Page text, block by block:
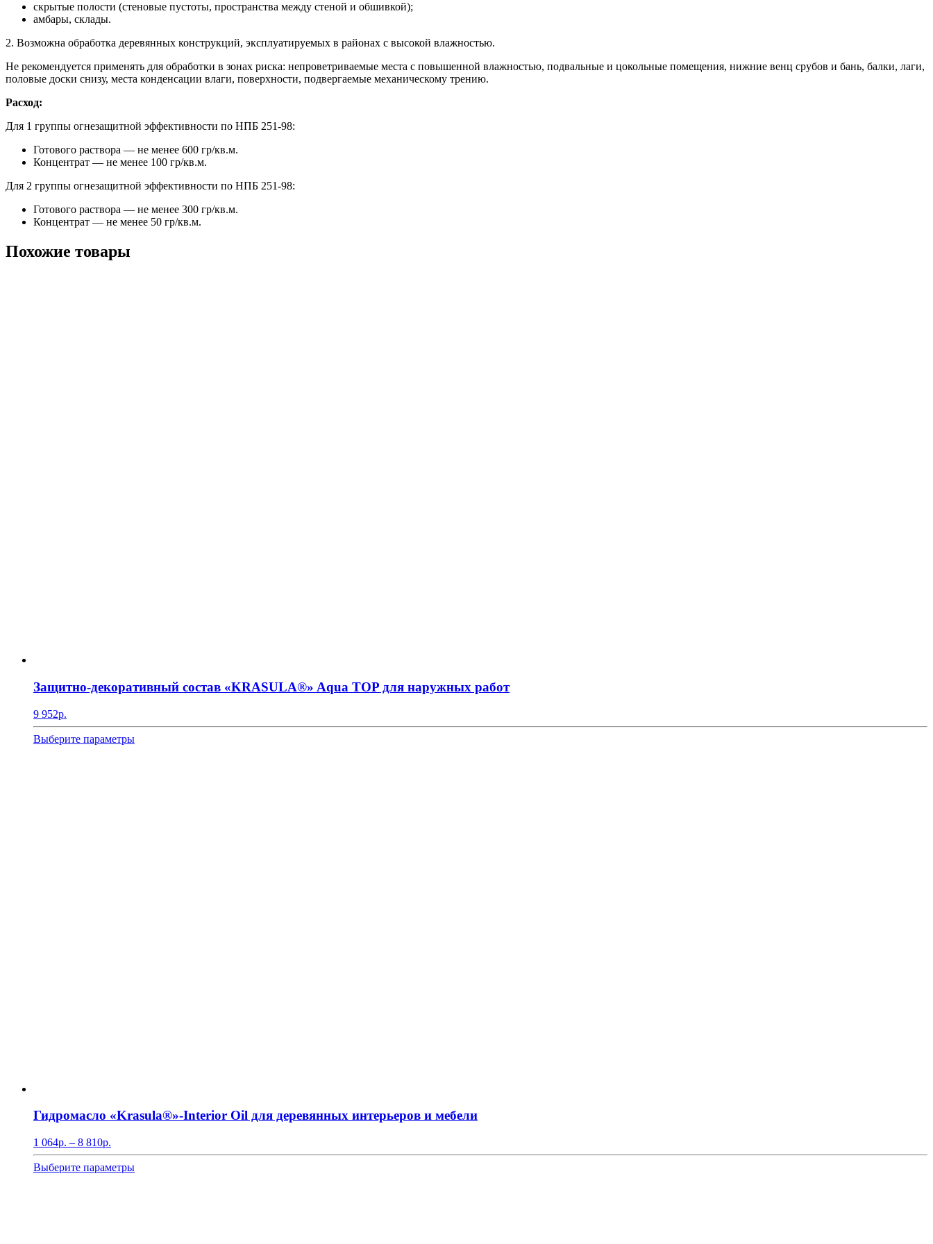
скрытые полости (стеновые пустоты, пространства между стеной и обшивкой);
амбары, склады.
2. Возможна обработка деревянных конструкций, эксплуатируемых в районах с высокой влажностью.
Не рекомендуется применять для обработки в зонах риска: непроветриваемые места с повышенной влажностью, подвальные и цокольные помещения, нижние венц срубов и бань, балки, лаги,
половые доски снизу, места конденсации влаги, поверхности, подвергаемые механическому трению.
Расход:
Для 1 группы огнезащитной эффективности по НПБ 251-98:
Готового раствора — не менее 600 гр/кв.м.
Концентрат — не менее 100 гр/кв.м.
Для 2 группы огнезащитной эффективности по НПБ 251-98:
Готового раствора — не менее 300 гр/кв.м.
Концентрат — не менее 50 гр/кв.м.
Похожие товары
Защитно-декоративный состав «KRASULA®» Aqua TOP для наружных работ
9 952р.
Выберите параметрыЭтот
Гидромасло «Krasula®»-Interior Oil для деревянных интерьеров и мебели
1 064р. – 8 810р.
цен:
1
Выберите параметрыЭтот